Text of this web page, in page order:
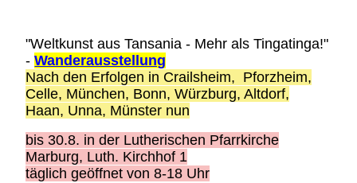
"Weltkunst aus Tansania - Mehr als Tingatinga!"
-Wanderausstellung
Nach den Erfolgen in Crailsheim, Pforzheim,
Celle, München, Bonn, Würzburg, Altdorf,
Haan, Unna, Münster nun
bis 30.8. in der Lutherischen Pfarrkirche
Marburg, Luth. Kirchhof 1
täglich geöffnet von 8-18 Uhr